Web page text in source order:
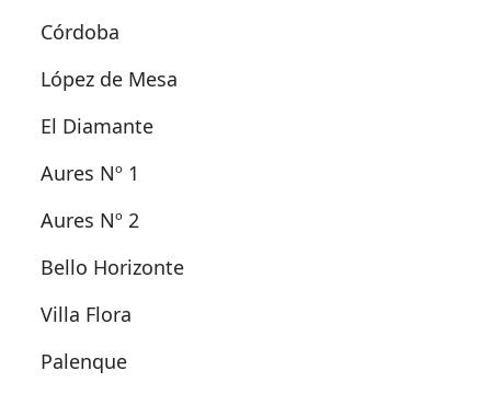
Córdoba
López de Mesa
El Diamante
Aures Nº 1
Aures Nº 2
Bello Horizonte
Villa Flora
Palenque